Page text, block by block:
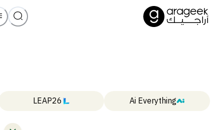
Ai Everything
LEAP26